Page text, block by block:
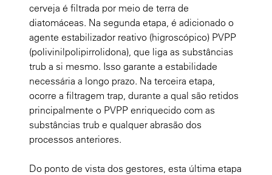
cerveja é filtrada por meio de terra de
diatomáceas. Na segunda etapa, é adicionado o
agente estabilizador reativo (higroscópico) PVPP
(polivinilpolipirrolidona), que liga as substâncias
trub a si mesmo. Isso garante a estabilidade
necessária a longo prazo. Na terceira etapa,
ocorre a filtragem trap, durante a qual são retidos
principalmente o PVPP enriquecido com as
substâncias trub e qualquer abrasão dos
processos anteriores.
Do ponto de vista dos gestores, esta última etapa